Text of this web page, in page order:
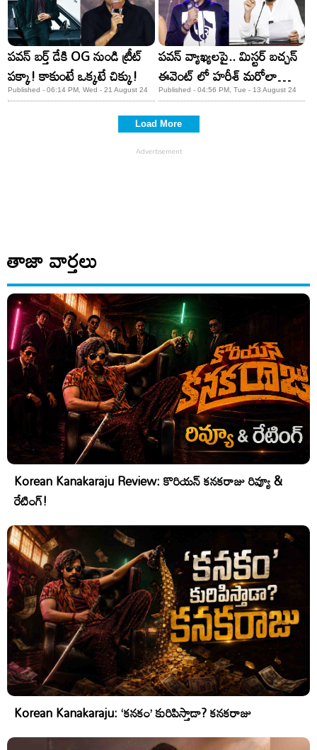
పవన్ బర్త్ డేకి OG నుండి ట్రీట్
పక్కా! కాకుంటే ఒక్కటే చిక్కు!
Published - 06:14 PM, Wed - 21 August 24
పవన్ వ్యాఖ్యలపై.. మిస్టర్ బచ్చన్
ఈవెంట్ లో హరీశ్ మరోలా
రిప్లయ్!
Published - 04:56 PM, Tue - 13 August 24
Load More
తాజా వార్తలు
Korean Kanakaraju Review: కొరియన్ కనకరాజు రివ్యూ &
రేటింగ్!
Korean Kanakaraju: ‘కనకం’ కురిపిస్తాడా? కనకరాజు